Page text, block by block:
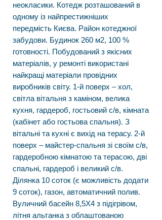
неокласики. Котедж розташований в
одному із найпрестижніших
передмість Києва. Район котеджної
забудови. Будинок 260 м2, 100 %
готовності. Побудований з якісних
матеріалів, у ремонті використані
найкращі матеріали провідних
виробників світу. 1-й поверх – хол,
світла вітальня з каміном, велика
кухня, гардероб, гостьовий с/в, кімната
(кабінет або гостьова спальня). З
вітальні та кухні є вихід на терасу. 2-й
поверх – майстер-спальня зі своїм с/в,
гардеробною кімнатою та терасою, дві
спальні, гардероб і великий с/в.
Ділянка 10 соток (є можливість додати
9 соток), газон, автоматичний полив.
Вуличний басейн 8,5Х4 з підігрівом,
літня альтанка з облаштованою